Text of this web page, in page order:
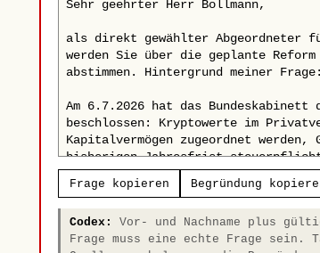
Frage kopieren Begründung
Codex:
Vor- und Nachname plus
Frage muss eine echte Frage sein.